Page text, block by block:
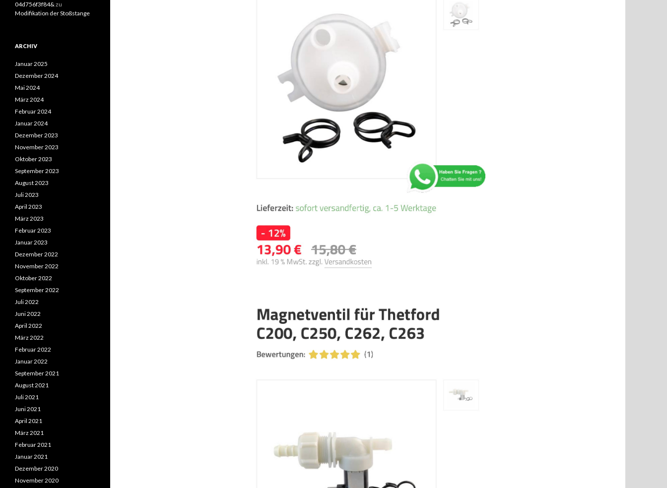
04d756f3f84&zu
Modifikation der Stoßstange
ARCHIV
Januar 2025
Dezember 2024
Mai 2024
März 2024
Februar 2024
Januar 2024
Dezember 2023
November 2023
Oktober 2023
September 2023
August 2023
Juli 2023
April 2023
März 2023
Februar 2023
Januar 2023
Dezember 2022
November 2022
Oktober 2022
September 2022
Juli 2022
Juni 2022
April 2022
März 2022
Februar 2022
Januar 2022
September 2021
August 2021
Juli 2021
Juni 2021
April 2021
März 2021
Februar 2021
Januar 2021
Dezember 2020
November 2020